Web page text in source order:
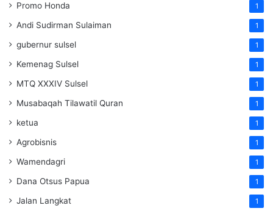
Promo Honda 1
Andi Sudirman Sulaiman 1
gubernur sulsel 1
Kemenag Sulsel 1
MTQ XXXIV Sulsel 1
Musabaqah Tilawatil Quran 1
ketua 1
Agrobisnis 1
Wamendagri 1
Dana Otsus Papua 1
Jalan Langkat 1